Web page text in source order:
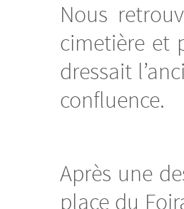
Nous
cimetière et
dressait
confluence.
Après une
place du